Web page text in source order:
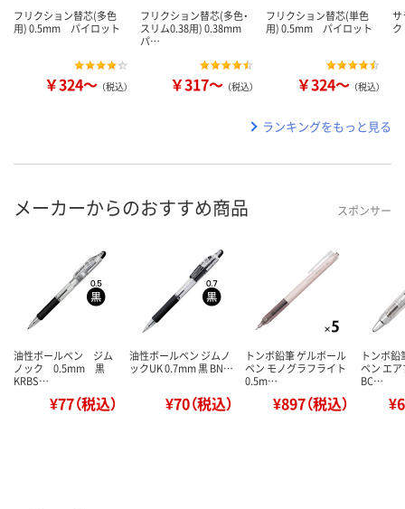
フリクション替芯(多色
用) 0.5mm パイロット
￥324～ （税込）
フリクション替芯(多色・
スリム0.38用) 0.38mm
パ…
￥317～ （税込）
フリクション替芯(単色
用) 0.5mm パイロット
￥324～ （税込）
ランキングをもっと見る
メーカーからのおすすめ商品 スポンサー
油性ボールペン ジム
ノック 0.5mm 黒
KRBS…
¥77（税込）
油性ボールペン ジムノ
ックUK 0.7mm 黒 BN…
¥70（税込）
トンボ鉛筆 ゲルボール
ペン モノグラフライト
0.5m…
¥897（税込）
トンボ鉛
ペン エ
BC…